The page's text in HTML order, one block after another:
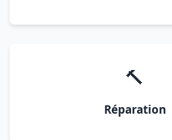
🔨
Réparation